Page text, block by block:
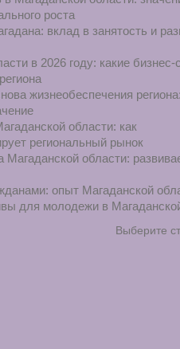
роста
вклад в занятость и
в 2026 году: какие бизнес-
жизнеобеспечения
области: как
региональный рынок
Магаданской области:
опыт Магаданской
для молодежи в
Выберите